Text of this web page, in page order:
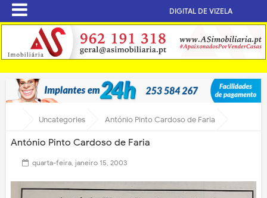
DIGITAL DE VIZELA
Uncategories António Pinto Cardoso de Faria
António Pinto Cardoso de Faria
quarta-feira, janeiro 15, 2003